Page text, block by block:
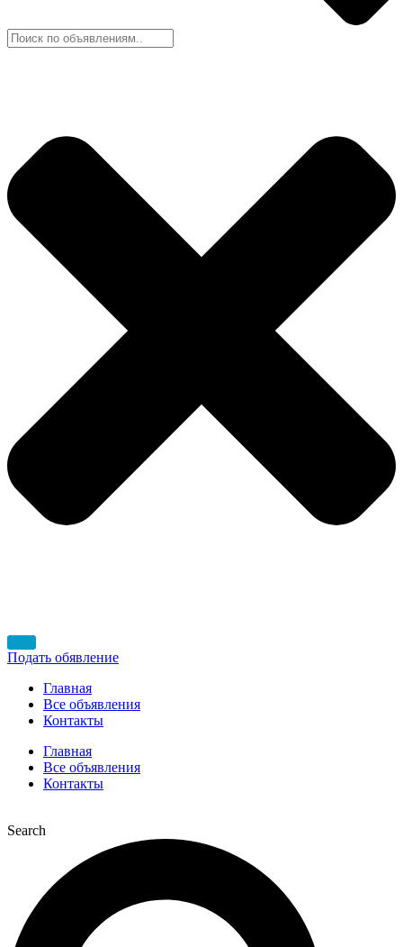
Подать обявление
Главная
Все объявления
Контакты
Главная
Все объявления
Контакты
Search